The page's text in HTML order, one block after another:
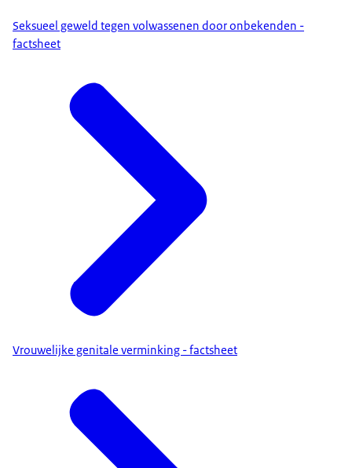
Seksueel geweld tegen volwassenen door onbekenden -
factsheet
Vrouwelijke genitale verminking - factsheet